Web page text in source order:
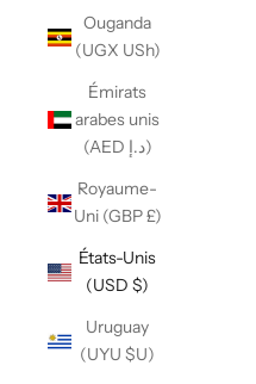
Ouganda
(UGX USh)
Émirats
arabes unis
(AED د.إ)
Royaume-
Uni (GBP £)
États-Unis
(USD $)
Uruguay
(UYU $U)